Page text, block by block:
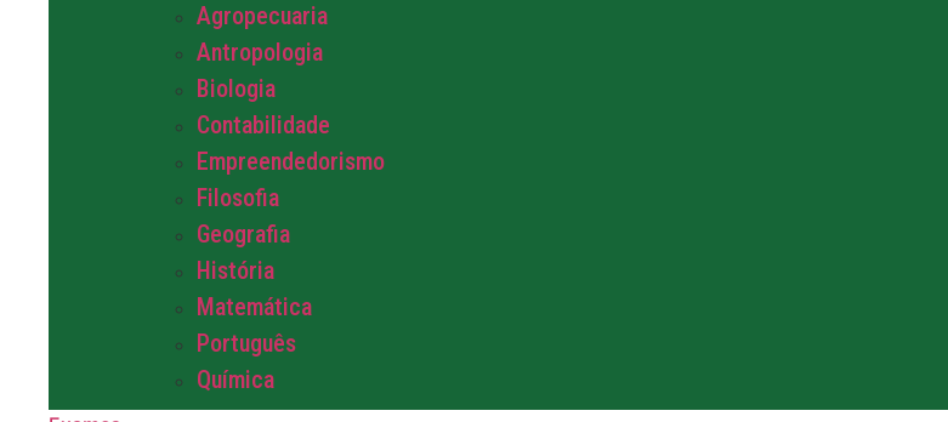
Agropecuaria
Antropologia
Biologia
Contabilidade
Empreendedorismo
Filosofia
Geografia
História
Matemática
Português
Química